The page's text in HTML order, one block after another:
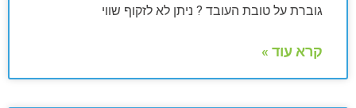
גוברת על טובת העובד ? ניתן לא לזקוף שווי
קרא עוד »